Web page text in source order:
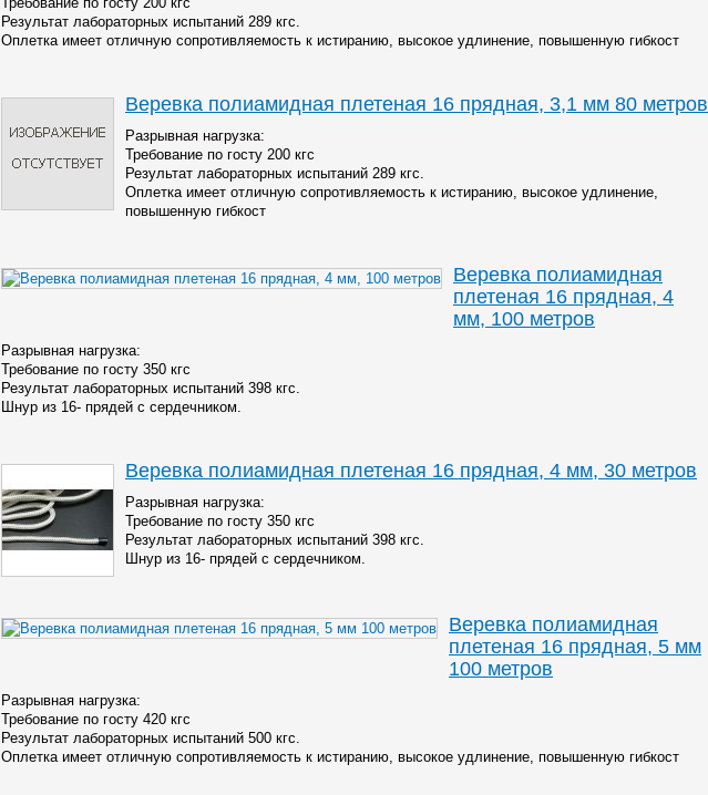
Результат лабораторных испытаний 289 кгс.
Оплетка имеет отличную сопротивляемость к истиранию, высокое удлинение, повышенную гибкост
Веревка полиамидная плетеная 16 прядная, 3,1 мм 80 метров
Разрывная нагрузка:
Требование по госту 200 кгс
Результат лабораторных испытаний 289 кгс.
Оплетка имеет отличную сопротивляемость к истиранию, высокое удлинение,
повышенную гибкост
Веревка полиамидная
плетеная 16 прядная, 4
мм, 100 метров
Разрывная нагрузка:
Требование по госту 350 кгс
Результат лабораторных испытаний 398 кгс.
Шнур из 16- прядей с сердечником.
Веревка полиамидная плетеная 16 прядная, 4 мм, 30 метров
Разрывная нагрузка:
Требование по госту 350 кгс
Результат лабораторных испытаний 398 кгс.
Шнур из 16- прядей с сердечником.
Веревка полиамидная
плетеная 16 прядная, 5 мм
100 метров
Разрывная нагрузка:
Требование по госту 420 кгс
Результат лабораторных испытаний 500 кгс.
Оплетка имеет отличную сопротивляемость к истиранию, высокое удлинение, повышенную гибкост